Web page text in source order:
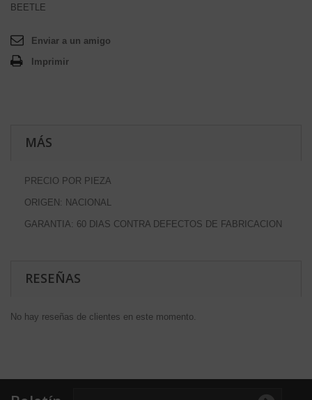
BEETLE
Enviar a un amigo
Imprimir
MÁS
PRECIO POR PIEZA
ORIGEN: NACIONAL
GARANTIA: 60 DIAS CONTRA DEFECTOS DE FABRICACION
RESEÑAS
No hay reseñas de clientes en este momento.